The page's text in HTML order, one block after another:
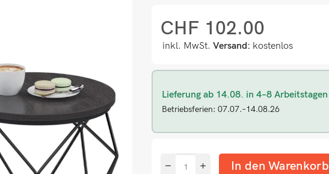
CHF 102.00
inkl. MwSt. Versand: kostenlos
Lieferung ab 14.08. in 4–8 Arbeitstagen
Betriebsferien: 07.07.–14.08.26
In den Warenkorb